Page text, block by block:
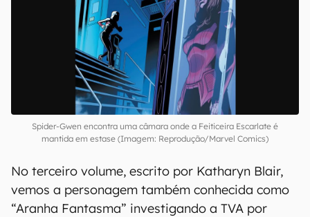
Spider-Gwen encontra uma câmara onde a Feiticeira Escarlate é
mantida em estase (Imagem: Reprodução/Marvel Comics)
No terceiro volume, escrito por Katharyn Blair,
vemos a personagem também conhecida como
“Aranha Fantasma” investigando a TVA por